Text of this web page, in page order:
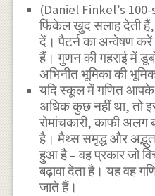
(Daniel Finkel’s
फिंकेल खुद सलाह देती
दें। पैटर्न का अन्वेषण
हैं। गुणन की गहराई में
अभिनीत भूमिका की
यदि स्कूल में गणित आपके
अधिक कुछ नहीं था, तो
रोमांचकारी, काफी अलग
है। मैथ्स समृद्ध और
हुआ है – वह प्रकार जो
बढ़ावा देता है। यह वह
जाते हैं।